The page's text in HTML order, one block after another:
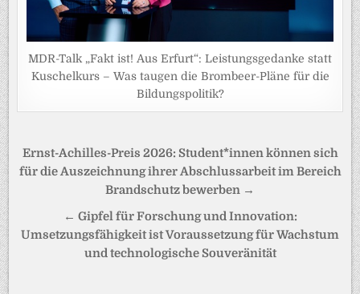
MDR-Talk „Fakt ist! Aus Erfurt“: Leistungsgedanke statt
Kuschelkurs – Was taugen die Brombeer-Pläne für die
Bildungspolitik?
Beitragsnavigation
Ernst-Achilles-Preis 2026: Student*innen können sich
für die Auszeichnung ihrer Abschlussarbeit im Bereich
Brandschutz bewerben →
← Gipfel für Forschung und Innovation:
Umsetzungsfähigkeit ist Voraussetzung für Wachstum
und technologische Souveränität